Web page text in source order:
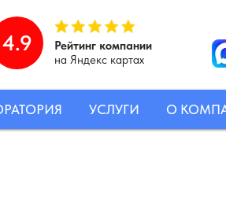
Рейтинг компании
на Яндекс картах
4.9
УСЛУГИ О